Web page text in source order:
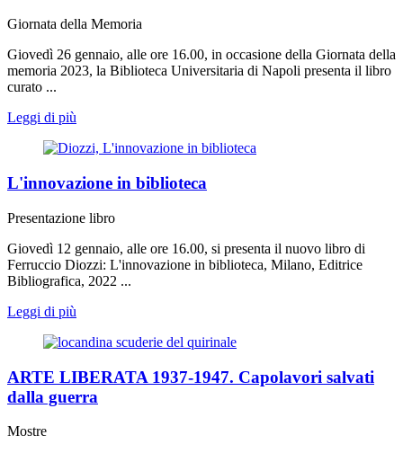
Giornata della Memoria
Giovedì 26 gennaio, alle ore 16.00, in occasione della Giornata della
memoria 2023, la Biblioteca Universitaria di Napoli presenta il libro
curato ...
Leggi di più
L'innovazione in biblioteca
Presentazione libro
Giovedì 12 gennaio, alle ore 16.00, si presenta il nuovo libro di
Ferruccio Diozzi: L'innovazione in biblioteca, Milano, Editrice
Bibliografica, 2022 ...
Leggi di più
ARTE LIBERATA 1937-1947. Capolavori salvati
dalla guerra
Mostre